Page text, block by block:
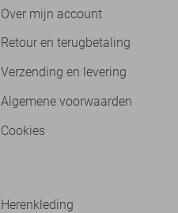
Over mijn account
Retour en terugbetaling
Verzending en levering
Algemene voorwaarden
Cookies
Herenkleding